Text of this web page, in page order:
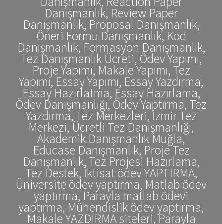
Danışmanlık, Review Paper
Danışmanlık, Proposal Danışmanlık,
Öneri Formu Danışmanlık, Kod
Danışmanlık, Formasyon Danışmanlık,
Tez Danışmanlık Ücreti, Ödev Yapımı,
Proje Yapımı, Makale Yapımı, Tez
Yapımı, Essay Yapımı, Essay Yazdırma,
Essay Hazırlatma, Essay Hazırlama,
Ödev Danışmanlığı, Ödev Yaptırma, Tez
Yazdırma, Tez Merkezleri, İzmir Tez
Merkezi, Ücretli Tez Danışmanlığı,
Akademik Danışmanlık Muğla,
Educase Danışmanlık, Proje Tez
Danışmanlık, Tez Projesi Hazırlama,
Tez Destek, İktisat ödev YAPTIRMA,
Üniversite ödev yaptırma, Matlab ödev
yaptırma, Parayla matlab ödevi
yaptırma, Mühendislik ödev yaptırma,
Makale YAZDIRMA siteleri, Parayla